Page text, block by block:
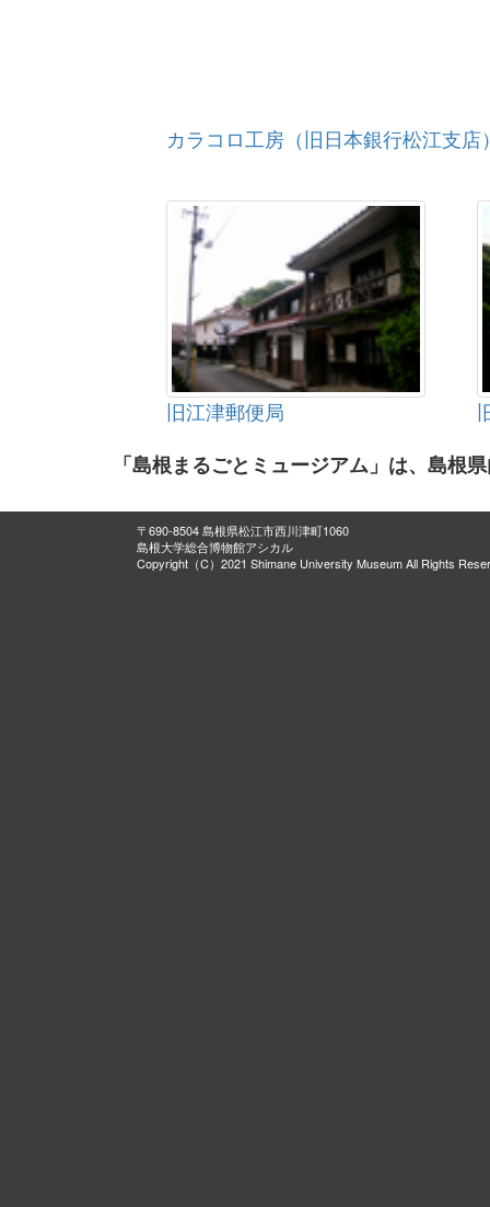
カラコロ工房（旧日本銀行松江支店
旧江津郵便局
「島根まるごとミュージアム」は、島根
〒690-8504 島根県松江市西川津町1060
島根大学総合博物館アシカル
Copyright（C）2021 Shimane University Museum All Rights